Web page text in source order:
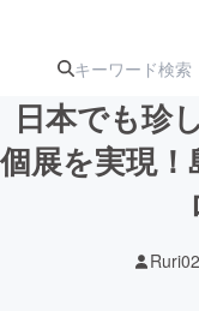
日本でも珍
個展を実現